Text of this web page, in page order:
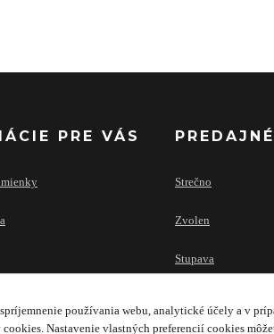
PRE VÁS
Strečno
Zvolen
Stupava
používania webu, analytické účely a v
Nastavenie vlastných preferencií cookies